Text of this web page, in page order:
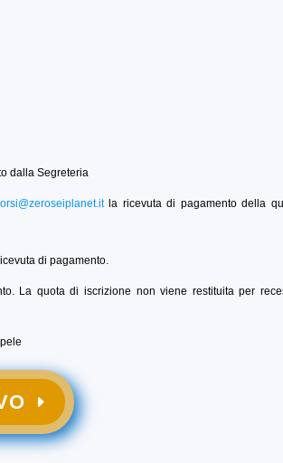
dalla Segreteria
la ricevuta di pagamento della
di pagamento.
La quota di iscrizione non viene restituita per